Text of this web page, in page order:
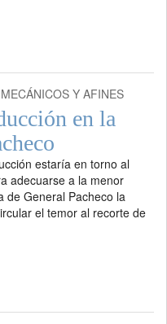
Y AFINES
en la
estaría en torno al
adecuarse a la menor
de General Pacheco la
el temor al recorte de